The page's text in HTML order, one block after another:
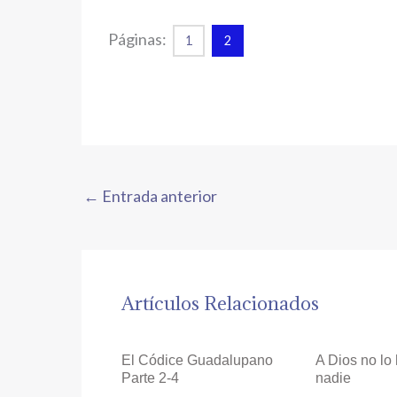
Páginas: 1 2
← Entrada anterior
Artículos Relacionados
El Códice Guadalupano
Parte 2-4
A Dios no lo
nadie